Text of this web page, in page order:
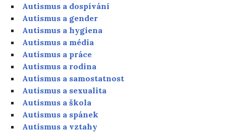
Autismus a dospívání
Autismus a gender
Autismus a hygiena
Autismus a média
Autismus a práce
Autismus a rodina
Autismus a samostatnost
Autismus a sexualita
Autismus a škola
Autismus a spánek
Autismus a vztahy